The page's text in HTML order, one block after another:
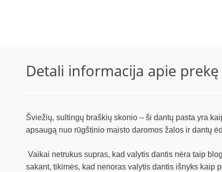
Detali informacija apie prekę
Šviežių, sultingų braškių skonio – ši dantų pasta yra
apsaugą nuo rūgštinio maisto daromos žalos ir dantų
Vaikai netrukus supras, kad valytis dantis nėra taip
sakant, tikimės, kad nenoras valytis dantis išnyks kaip